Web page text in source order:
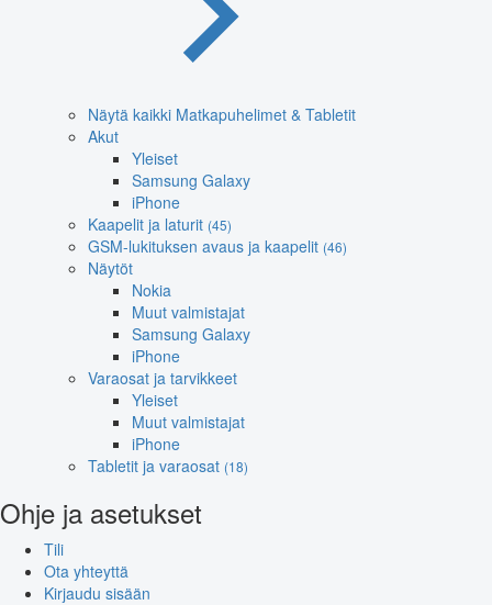
Näytä kaikki Matkapuhelimet & Tabletit
Akut
Yleiset
Samsung Galaxy
iPhone
Kaapelit ja laturit (45)
GSM-lukituksen avaus ja kaapelit (46)
Näytöt
Nokia
Muut valmistajat
Samsung Galaxy
iPhone
Varaosat ja tarvikkeet
Yleiset
Muut valmistajat
iPhone
Tabletit ja varaosat (18)
Ohje ja asetukset
Tili
Ota yhteyttä
Kirjaudu sisään